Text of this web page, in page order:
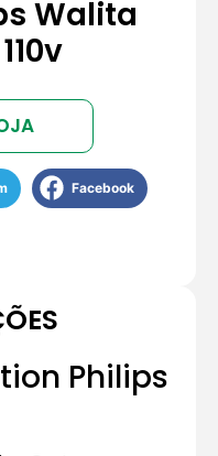
Walita
Facebook
Philips